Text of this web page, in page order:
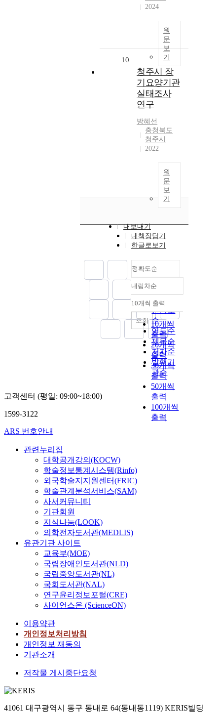
2024
원
문
보
기
10
청주시 장
기요양기관
실태조사
연구
방혜선
충청북도
청주시
2022
원
문
보
기
내보내기
내책장담기
한글로보기
정확도순
정확도
순
인기도
순
연도순
제목순
저자순
발행기
관순
내림차순
내림차순
10개씩 출력
10개씩
출력
20개씩
출력
30개씩
출력
50개씩
출력
100개씩
출력
조회
고객센터 (평일: 09:00~18:00)
1599-3122
ARS 번호안내
관련누리집
대학공개강의(KOCW)
학술정보통계시스템(Rinfo)
외국학술지지원센터(FRIC)
학술관계분석서비스(SAM)
사서커뮤니티
기관회원
지식나눔(LOOK)
의학전자도서관(MEDLIS)
유관기관 사이트
교육부(MOE)
국립장애인도서관(NLD)
국립중앙도서관(NL)
국회도서관(NAL)
연구윤리정보포털(CRE)
사이언스온 (ScienceON)
이용약관
개인정보처리방침
개인정보 재동의
기관소개
저작물 게시중단요청
41061 대구광역시 동구 동내로 64(동내동1119) KERIS빌딩